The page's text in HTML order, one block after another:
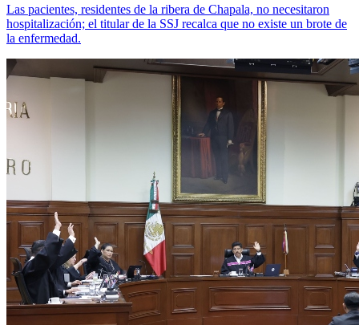
Las pacientes, residentes de la ribera de Chapala, no necesitaron
hospitalización; el titular de la SSJ recalca que no existe un brote de
la enfermedad.